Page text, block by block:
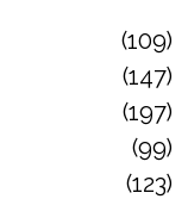
109
147
197
99
123